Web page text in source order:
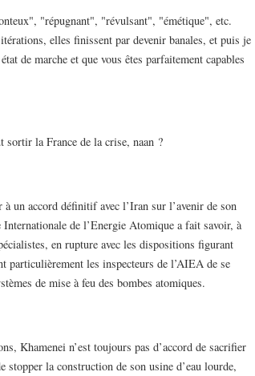
"répugnant", "révulsant", "émétique", etc.
elles finissent par devenir banales, et puis je
de marche et que vous êtes parfaitement capables
sortir la France de la crise, naan ?
un accord définitif avec l’Iran sur l’avenir de son
de l’Energie Atomique a fait savoir, à
en rupture avec les dispositions figurant
particulièrement les inspecteurs de l’AIEA de se
de mise à feu des bombes atomiques.
Khamenei n’est toujours pas d’accord de sacrifier
la construction de son usine d’eau lourde,